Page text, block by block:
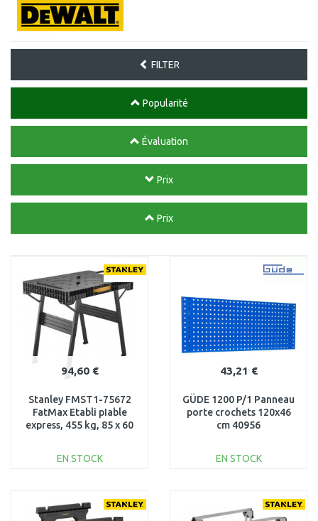
FILTER
Popularité
Évaluation
Prix
Prix
94,60 €
Stanley FMST1-75672
FatMax Etabli pIable
express, 455 kg, 85 x 60
EN STOCK
Au comparatif
43,21 €
GÜDE 1200 P/1 Panneau
porte crochets 120x46
cm 40956
EN STOCK
Au comparatif